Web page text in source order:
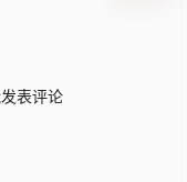
表评论